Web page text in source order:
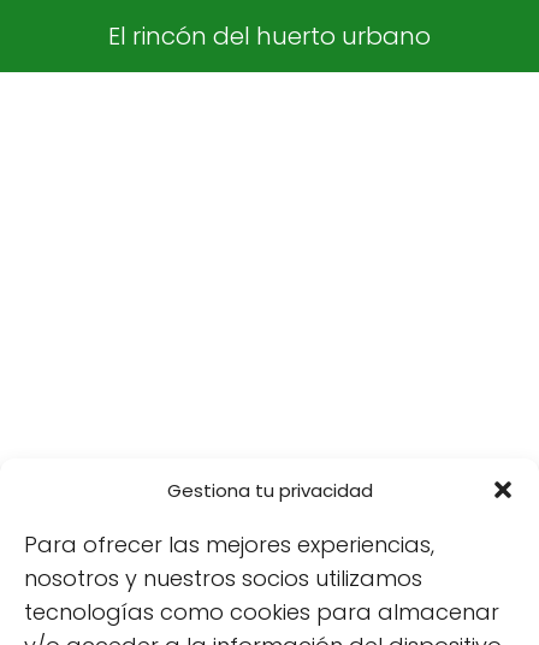
Gestiona tu privacidad
Para ofrecer las mejores experiencias,
nosotros y nuestros socios utilizamos
tecnologías como cookies para almacenar
El rincón del huerto urbano